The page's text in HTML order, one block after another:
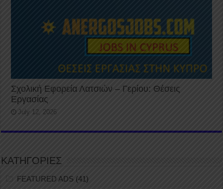
Σχολική Εφορεία Λατσιών – Γερίου: Θέσεις
Εργασίας
July 12, 2026
ΚΑΤΗΓΟΡΙΕΣ
FEATURED ADS (41)